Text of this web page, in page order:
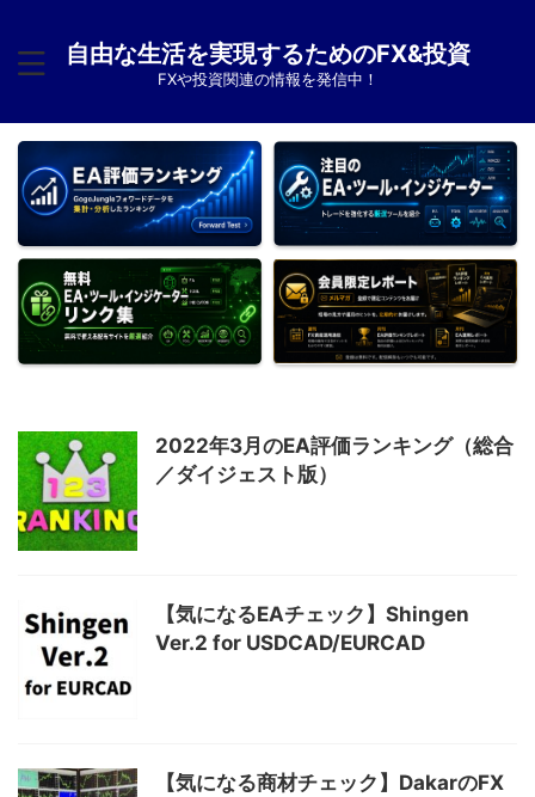
自由な生活を実現するためのFX&投資
FXや投資関連の情報を発信中！
2022年3月のEA評価ランキング（総合
／ダイジェスト版）
【気になるEAチェック】Shingen
Ver.2 for USDCAD/EURCAD
【気になる商材チェック】DakarのFX